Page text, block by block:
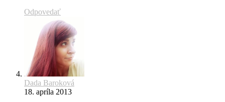
Odpovedať
Dada Baroková
18. apríla 2013